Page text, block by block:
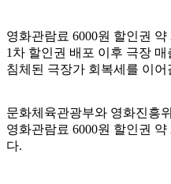
영화관람료 6000원 할인권
1차 할인권 배포 이후 극장
침체된 극장가 회복세를 이
문화체육관광부와 영화진흥
영화관람료 6000원 할인권
다.